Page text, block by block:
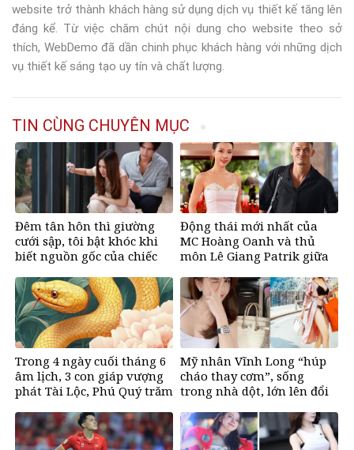
website trở thành khách hàng sử dụng dịch vụ thiết kế tăng lên
đáng kể. Từ việc chăm chút nội dung cho website theo sở
thích, WebDemo đã dần chinh phục khách hàng với những dịch
vụ thiết kế sáng tạo uy tín và chất lượng.
TIN CÙNG CHUYÊN MỤC
Đêm tân hôn thì giường
cưới sập, tôi bật khóc khi
biết nguồn gốc của chiếc
Động thái mới nhất của
MC Hoàng Oanh và thủ
môn Lê Giang Patrik giữa
Trong 4 ngày cuối tháng 6
âm lịch, 3 con giáp vượng
phát Tài Lộc, Phú Quý trăm
Hoàng, ôm trọn cơ ngơi đồ
sộ
Mỹ nhân Vĩnh Long “húp
cháo thay cơm”, sống
trong nhà dột, lớn lên đổi
50 tỷ đồng